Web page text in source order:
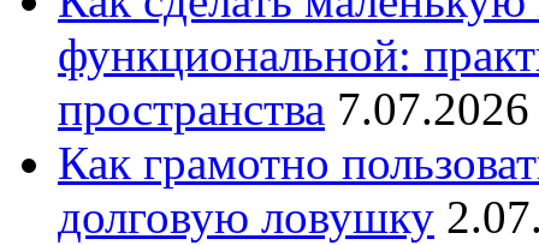
функциональной:
пространства
Как грамотно
долговую ловушку